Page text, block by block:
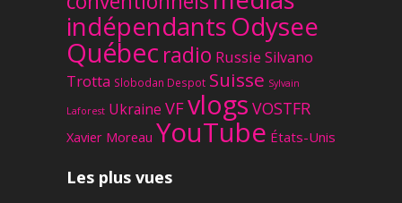
indépendantsOdysee
Québec radio Russie Silvano
Trotta Slobodan Despot Suisse Sylvain
Laforest Ukraine VFvlogs VOSTFR
Xavier Moreau YouTube États-Unis
Les plus vues